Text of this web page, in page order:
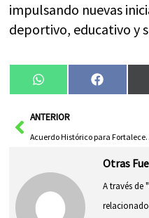
impulsando nuevas
deportivo, educativo y
Compartir
en
WhatsApp
en
AntANTERIOR
Acuerdo Histórico
Otras
A través de